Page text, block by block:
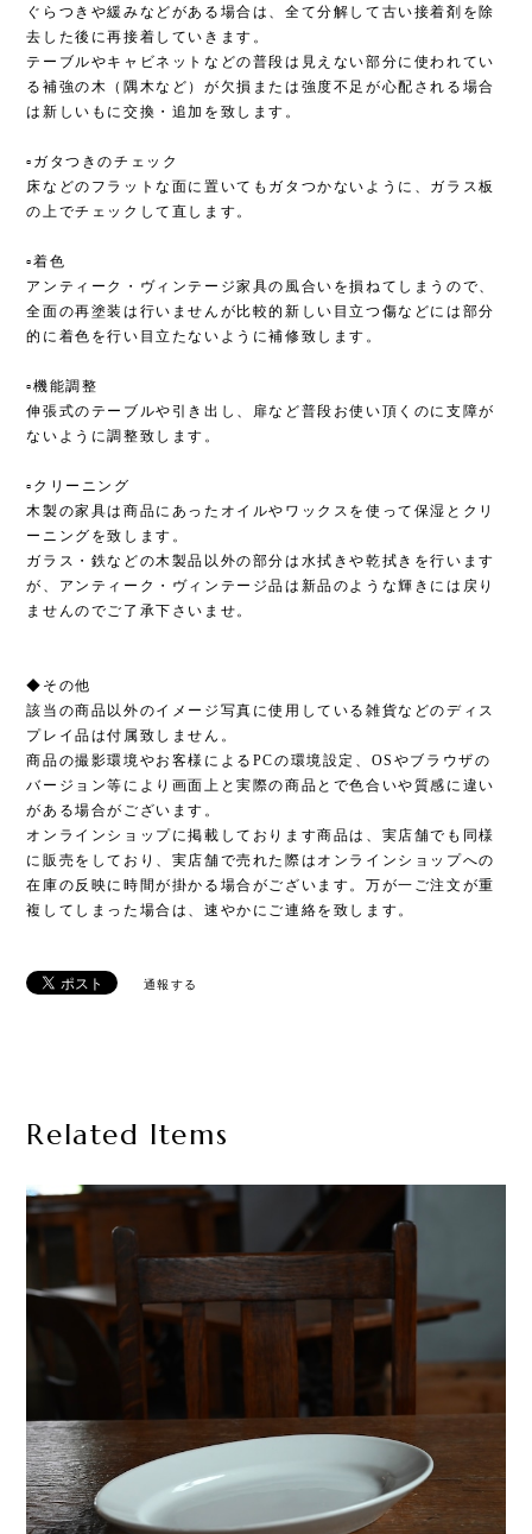
ぐらつきや緩みなどがある場合は、全て分解して古い接着剤を除
去した後に再接着していきます。
テーブルやキャビネットなどの普段は見えない部分に使われてい
る補強の木（隅木など）が欠損または強度不足が心配される場合
は新しいもに交換・追加を致します。
▫︎ガタつきのチェック
床などのフラットな面に置いてもガタつかないように、ガラス板
の上でチェックして直します。
▫︎着色
アンティーク・ヴィンテージ家具の風合いを損ねてしまうので、
全面の再塗装は行いませんが比較的新しい目立つ傷などには部分
的に着色を行い目立たないように補修致します。
▫︎機能調整
伸張式のテーブルや引き出し、扉など普段お使い頂くのに支障が
ないように調整致します。
▫︎クリーニング
木製の家具は商品にあったオイルやワックスを使って保湿とクリ
ーニングを致します。
ガラス・鉄などの木製品以外の部分は水拭きや乾拭きを行います
が、アンティーク・ヴィンテージ品は新品のような輝きには戻り
ませんのでご了承下さいませ。
◆その他
該当の商品以外のイメージ写真に使用している雑貨などのディス
プレイ品は付属致しません。
商品の撮影環境やお客様によるPCの環境設定、OSやブラウザの
バージョン等により画面上と実際の商品とで色合いや質感に違い
がある場合がございます。
オンラインショップに掲載しております商品は、実店舗でも同様
に販売をしており、実店舗で売れた際はオンラインショップへの
在庫の反映に時間が掛かる場合がございます。万が一ご注文が重
複してしまった場合は、速やかにご連絡を致します。
通報する
Related Items